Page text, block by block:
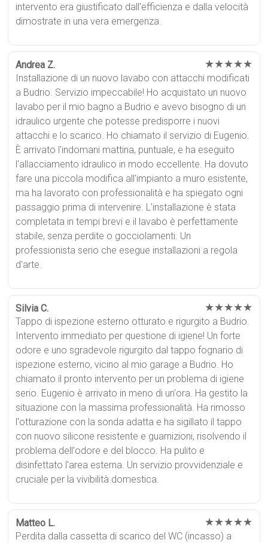
intervento era giustificato dall'efficienza e dalla velocità
dimostrate in una vera emergenza.
Andrea Z. ★★★★★
Installazione di un nuovo lavabo con attacchi modificati
a Budrio. Servizio impeccabile! Ho acquistato un nuovo
lavabo per il mio bagno a Budrio e avevo bisogno di un
idraulico urgente che potesse predisporre i nuovi
attacchi e lo scarico. Ho chiamato il servizio di Eugenio.
È arrivato l'indomani mattina, puntuale, e ha eseguito
l'allacciamento idraulico in modo eccellente. Ha dovuto
fare una piccola modifica all'impianto a muro esistente,
ma ha lavorato con professionalità e ha spiegato ogni
passaggio prima di intervenire. L'installazione è stata
completata in tempi brevi e il lavabo è perfettamente
stabile, senza perdite o gocciolamenti. Un
professionista serio che esegue installazioni a regola
d'arte.
Silvia C. ★★★★★
Tappo di ispezione esterno otturato e rigurgito a Budrio.
Intervento immediato per questione di igiene! Un forte
odore e uno sgradevole rigurgito dal tappo fognario di
ispezione esterno, vicino al mio garage a Budrio. Ho
chiamato il pronto intervento per un problema di igiene
serio. Eugenio è arrivato in meno di un'ora. Ha gestito la
situazione con la massima professionalità. Ha rimosso
l'otturazione con la sonda adatta e ha sigillato il tappo
con nuovo silicone resistente e guarnizioni, risolvendo il
problema dell'odore e del blocco. Ha pulito e
disinfettato l'area esterna. Un servizio provvidenziale e
cruciale per la vivibilità domestica.
Matteo L. ★★★★★
Perdita dalla cassetta di scarico del WC (incasso) a